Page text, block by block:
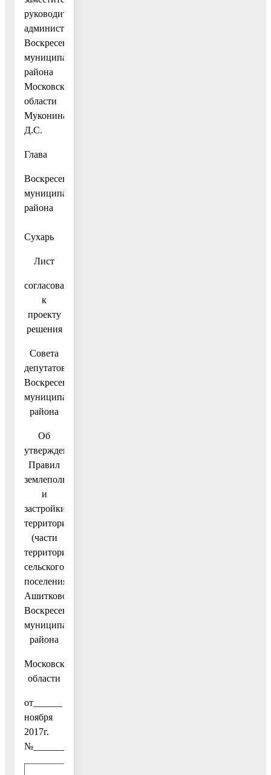
руководителя
администрации
Воскресенского
муниципального
района
Московской
области
Муконина
Д.С.
Глава
Воскресенского
муниципального
района
Сухарь
Лист
согласования
к
проекту
решения
Совета
депутатов
Воскресенского
муниципального
района
Об
утверждении
Правил
землепользования
и
застройки
территории
(части
территории)
сельского
поселения
Ашитковское
Воскресенского
муниципального
района
Московской
области
от______
ноября
2017г.
№________